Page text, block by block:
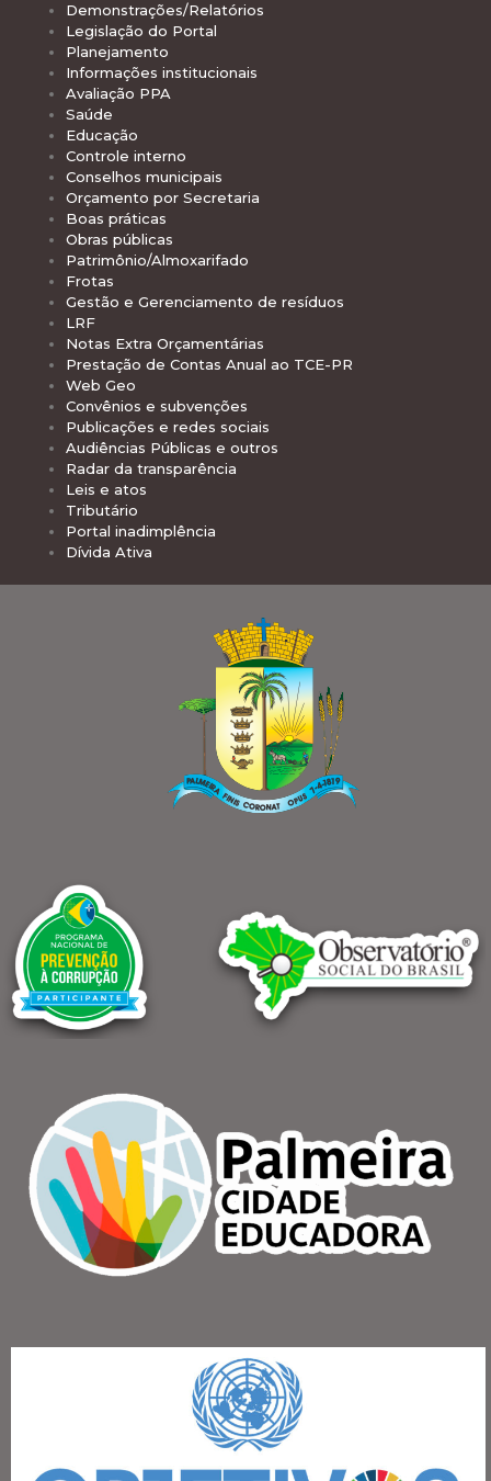
Demonstrações/Relatórios
Legislação do Portal
Planejamento
Informações institucionais
Avaliação PPA
Saúde
Educação
Controle interno
Conselhos municipais
Orçamento por Secretaria
Boas práticas
Obras públicas
Patrimônio/Almoxarifado
Frotas
Gestão e Gerenciamento de resíduos
LRF
Notas Extra Orçamentárias
Prestação de Contas Anual ao TCE-PR
Web Geo
Convênios e subvenções
Publicações e redes sociais
Audiências Públicas e outros
Radar da transparência
Leis e atos
Tributário
Portal inadimplência
Dívida Ativa